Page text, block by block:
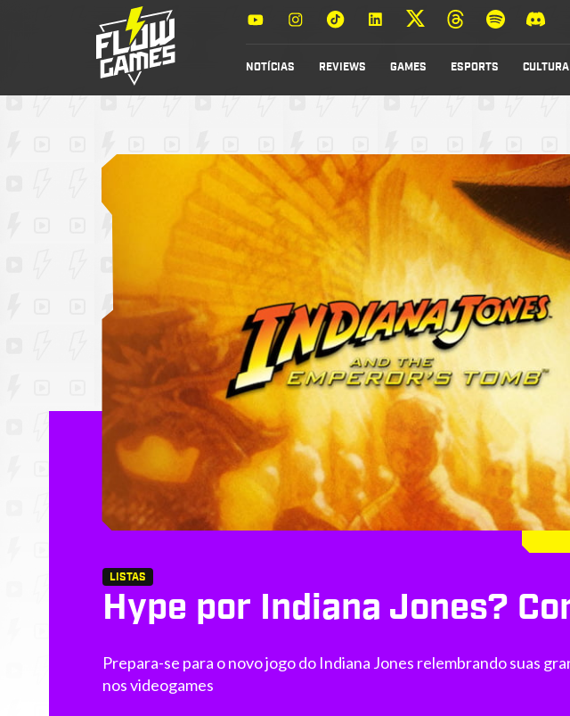
NOTÍCIAS REVIEWS GAMES ESPORTS
LISTAS
Hype por Indiana Jones?
Prepara-se para o novo jogo do Indiana Jones relembrando suas
nos videogames